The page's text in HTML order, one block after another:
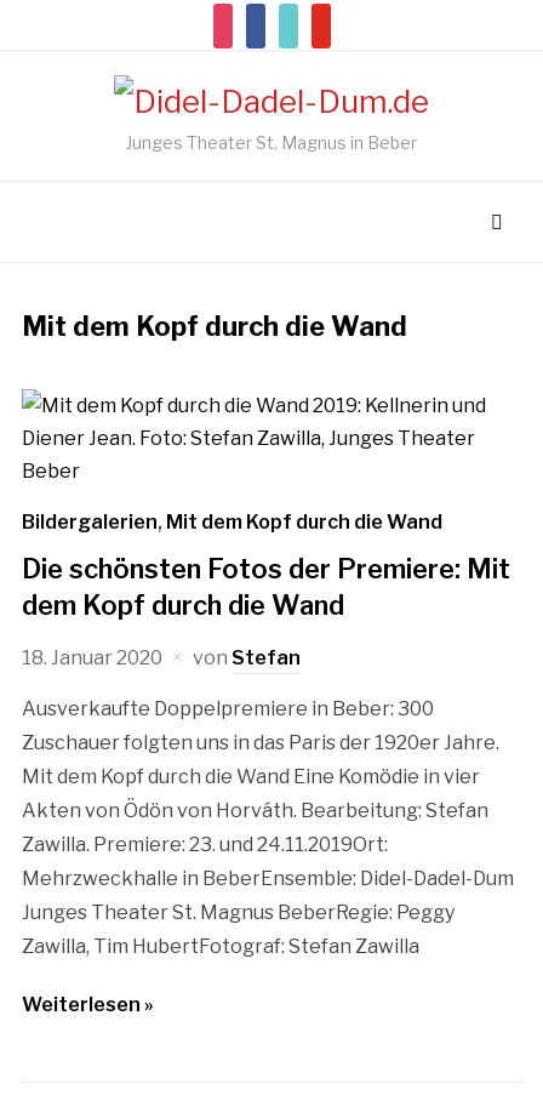
Junges Theater St. Magnus in Beber
Mit dem Kopf durch die Wand
Bildergalerien, Mit dem Kopf durch die Wand
Die schönsten Fotos der Premiere: Mit
dem Kopf durch die Wand
18. Januar 2020 von Stefan
Ausverkaufte Doppelpremiere in Beber: 300
Zuschauer folgten uns in das Paris der 1920er Jahre.
Mit dem Kopf durch die Wand Eine Komödie in vier
Akten von Ödön von Horváth. Bearbeitung: Stefan
Zawilla. Premiere: 23. und 24.11.2019Ort:
Mehrzweckhalle in BeberEnsemble: Didel-Dadel-Dum
Junges Theater St. Magnus BeberRegie: Peggy
Zawilla, Tim HubertFotograf: Stefan Zawilla
Weiterlesen »